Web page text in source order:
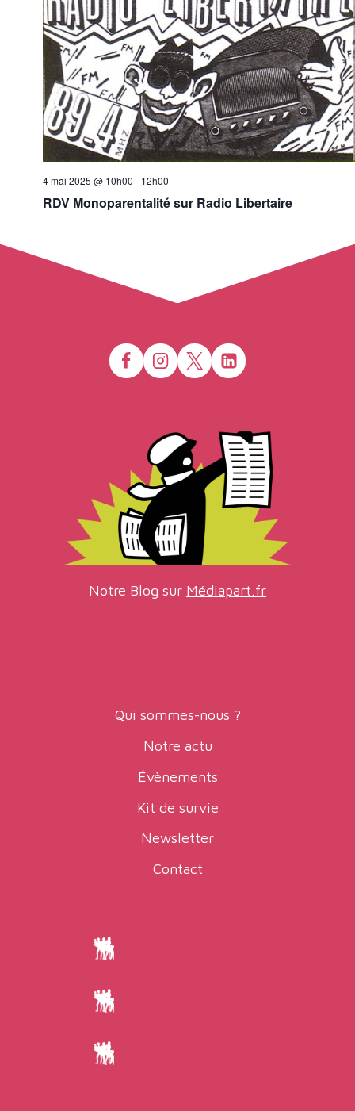
4 mai 2025 @ 10h00 - 12h00
RDV Monoparentalité sur Radio Libertaire
Notre Blog sur Médiapart.fr
Qui sommes-nous ?
Notre actu
Évènements
Kit de survie
Newsletter
Contact